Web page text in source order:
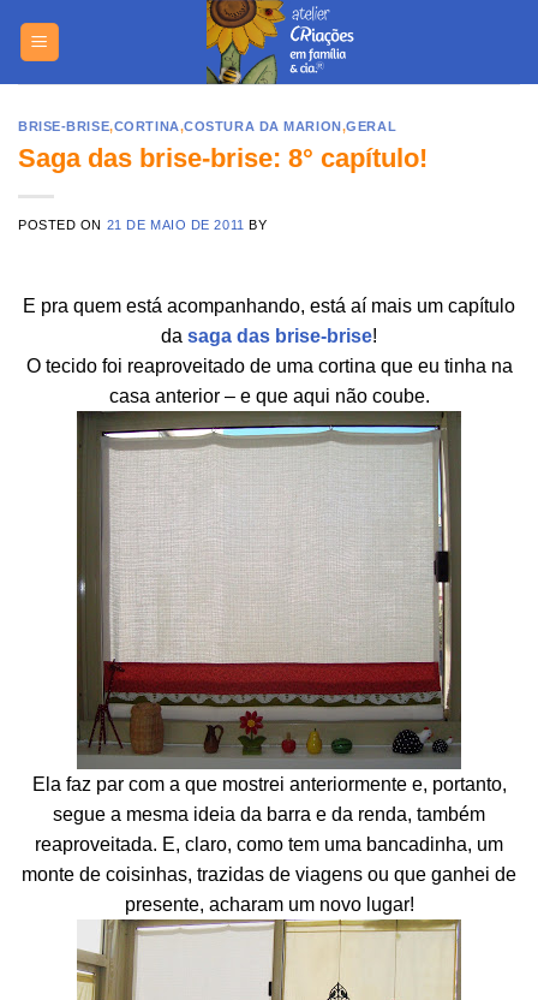
BRISE-BRISE,CORTINA,COSTURA DA MARION,GERAL
Saga das brise-brise: 8° capítulo!
POSTED ON 21 DE MAIO DE 2011 BY
E pra quem está acompanhando, está aí mais um capítulo
da saga das brise-brise!
O tecido foi reaproveitado de uma cortina que eu tinha na
casa anterior – e que aqui não coube.
Ela faz par com a que mostrei anteriormente e, portanto,
segue a mesma ideia da barra e da renda, também
reaproveitada. E, claro, como tem uma bancadinha, um
monte de coisinhas, trazidas de viagens ou que ganhei de
presente, acharam um novo lugar!